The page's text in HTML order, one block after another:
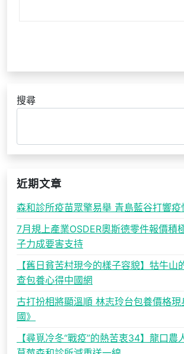
搜尋
近期文章
森和診所疫苗眾擎易舉 青島藍谷打響
7月規上產業OSDER奧斯德零件報價積
子力成要害支持
【舊日貧苦村現今的樣子容貌】牯牛山
查包養心得中國網
古打扮相將顯溫順 林志玲台包養價格現
國》
【尋覓冷冬“戰疫”的熱苦衷34】龍口農